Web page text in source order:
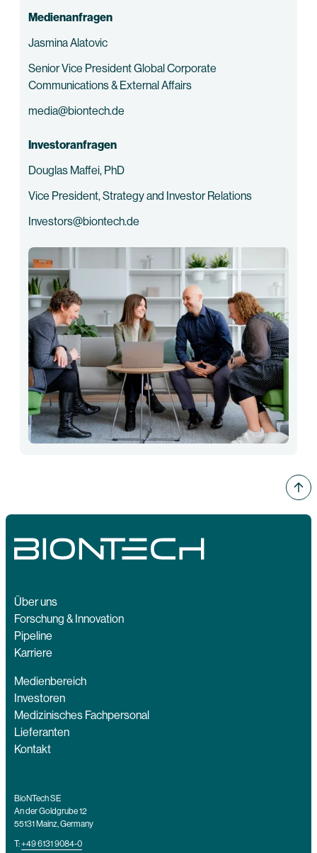
Medienanfragen
Jasmina Alatovic
Senior Vice President Global Corporate
Communications & External Affairs
media@biontech.de
Investoranfragen
Douglas Maffei, PhD
Vice President, Strategy and Investor Relations
Investors@biontech.de
Über uns
Forschung & Innovation
Pipeline
Karriere
Medienbereich
Investoren
Medizinisches Fachpersonal
Lieferanten
Kontakt
BioNTech SE
An der Goldgrube 12
55131 Mainz, Germany
T:+49 6131 9084-0